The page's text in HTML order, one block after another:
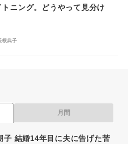
トニング。どうやって見分け
根典子
月間
子 結婚14年目に夫に告げた苦